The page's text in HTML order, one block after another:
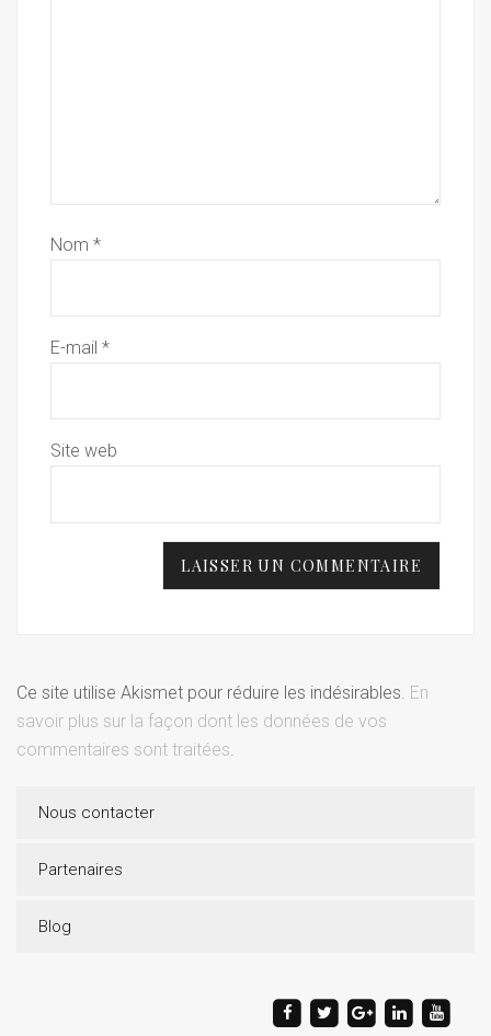
Nom *
E-mail *
Site web
Ce site utilise Akismet pour réduire les indésirables. En
savoir plus sur la façon dont les données de vos
commentaires sont traitées.
Nous contacter
Partenaires
Blog